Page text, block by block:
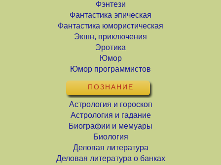
Фэнтези
Фантастика эпическая
Фантастика юмористическая
Экшн, приключения
Эротика
Юмор
Юмор программистов
ПОЗНАНИЕ
Астрология и гороскоп
Астрология и гадание
Биографии и мемуары
Биология
Деловая литература
Деловая литература о банках